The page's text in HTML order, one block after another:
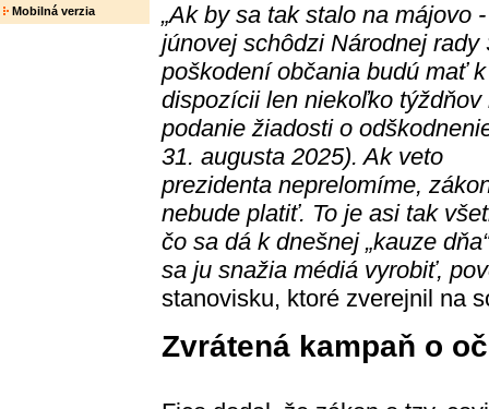
Mobilná verzia
„Ak by sa tak stalo na májovo -
júnovej schôdzi Národnej rady
poškodení občania budú mať k
dispozícii len niekoľko týždňov
podanie žiadosti o
31. augusta 2025). Ak veto
prezidenta neprelomíme,
nebude platiť. To je asi tak
čo sa dá k dnešnej „kauze
sa ju snažia médiá vyrobiť,
stanovisku, ktoré zverejnil na
Zvrátená kampaň o